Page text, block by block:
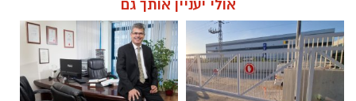
אולי יעניין אותך גם